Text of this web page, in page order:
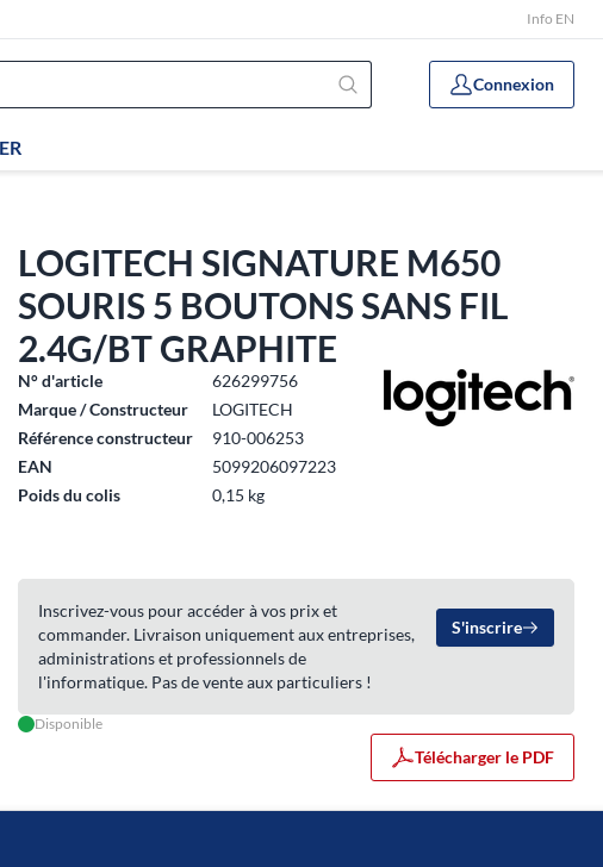
Info EN
Connexion
LOGITECH SIGNATURE M650
SOURIS 5 BOUTONS SANS FIL
2.4G/BT GRAPHITE
N° d'article
626299756
Marque / Constructeur
LOGITECH
Référence constructeur
910-006253
EAN
5099206097223
Poids du colis
0,15 kg
Inscrivez-vous pour accéder à vos prix et
commander. Livraison uniquement aux entreprises,
administrations et professionnels de
l'informatique. Pas de vente aux particuliers !
S'inscrire
Disponible
Télécharger le PDF